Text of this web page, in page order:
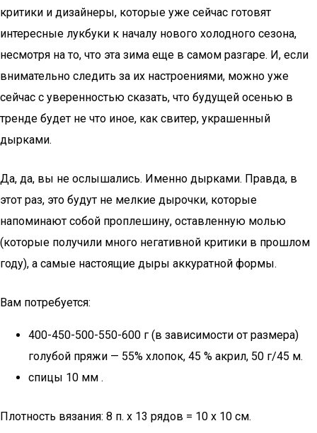
критики и дизайнеры, которые уже сейчас готовят
интересные лукбуки к началу нового холодного сезона,
несмотря на то, что эта зима еще в самом разгаре. И, если
внимательно следить за их настроениями, можно уже
сейчас с уверенностью сказать, что будущей осенью в
тренде будет не что иное, как свитер, украшенный
дырками.
Да, да, вы не ослышались. Именно дырками. Правда, в
этот раз, это будут не мелкие дырочки, которые
напоминают собой проплешину, оставленную молью
(которые получили много негативной критики в прошлом
году), а самые настоящие дыры аккуратной формы.
Вам потребуется:
400-450-500-550-600 г (в зависимости от размера)
голубой пряжи — 55% хлопок, 45 % акрил, 50 г/45 м.
спицы 10 мм .
Плотность вязания: 8 п. х 13 рядов = 10 х 10 см.